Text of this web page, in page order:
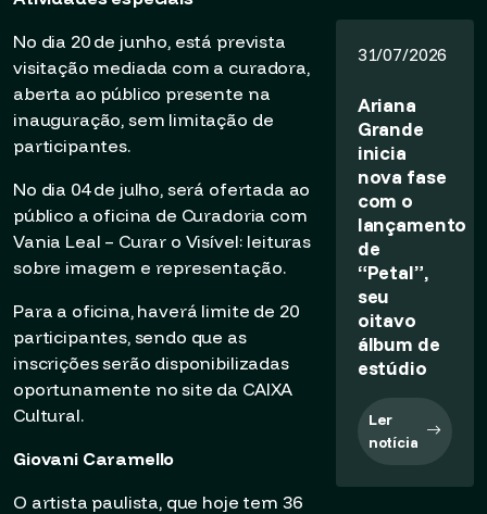
No dia 20 de junho, está prevista
visitação mediada com a curadora,
aberta ao público presente na
inauguração, sem limitação de
participantes.
No dia 04 de julho, será ofertada ao
público a oficina de Curadoria com
Vania Leal – Curar o Visível: leituras
sobre imagem e representação.
Para a oficina, haverá limite de 20
participantes, sendo que as
inscrições serão disponibilizadas
oportunamente no site da CAIXA
Cultural.
Giovani Caramello
O artista paulista, que hoje tem 36
31/07/2026
Ariana
Grande
inicia
nova fase
com o
lançamento
de
“Petal”,
seu
oitavo
álbum de
estúdio
Ler
notícia